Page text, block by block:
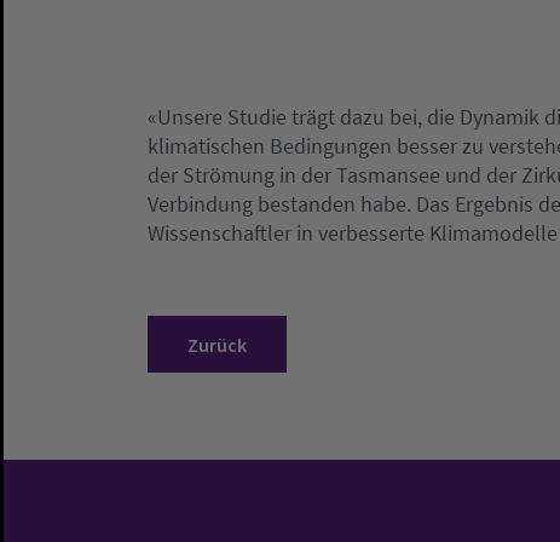
«Unsere Studie trägt dazu bei, die Dynamik
klimatischen Bedingungen besser zu
der Strömung in der Tasmansee und der
Verbindung bestanden habe. Das Ergebnis
Wissenschaftler in verbesserte
Zurück